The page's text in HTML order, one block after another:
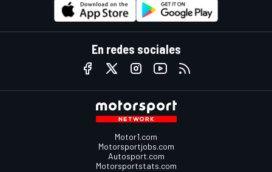
En redes sociales
Motor1.com
Motorsportjobs.com
Autosport.com
Motorsportstats.com